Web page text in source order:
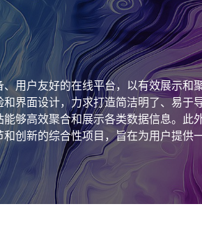
创意品牌型网
企业品牌高端网站
响应式网站建
适应各个终端设备
购物商城系统
零售在线电子商务
集团上市网站
集团大企上市公司
外贸出口网站
外贸进出口网站开
解决方案
定制化视觉设计与
芯片半导体网站建
案
购物商城网站建设
门户网站建设解决方
最新签约
Latest signing
行业新闻
Industry
公司介绍
致力于互联网品牌
发展历程
一路走来感谢您的
用户友好的在线平台，以有效展示
界面设计，力求打造简洁明了、易
够高效聚合和展示各类数据信息。
创新的综合性项目，旨在为用户提供